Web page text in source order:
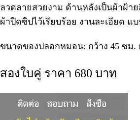
ลวดลายสวยงาม ด้านหลังเป็นผ้าฝ้า
ผ้าปิดซิปไว้เรียบร้อย งานละเอียด แบ
ขนาดของปลอกหมอน: กว้าง 45 ซม.
สองใบคู่ ราคา 680 บาท